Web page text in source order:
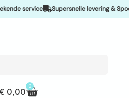
service Supersnelle levering &
0,00
0